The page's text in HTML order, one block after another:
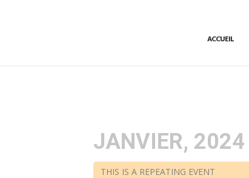
ACCUEIL
JANVIER, 2024
THIS IS A REPEATING EVENT